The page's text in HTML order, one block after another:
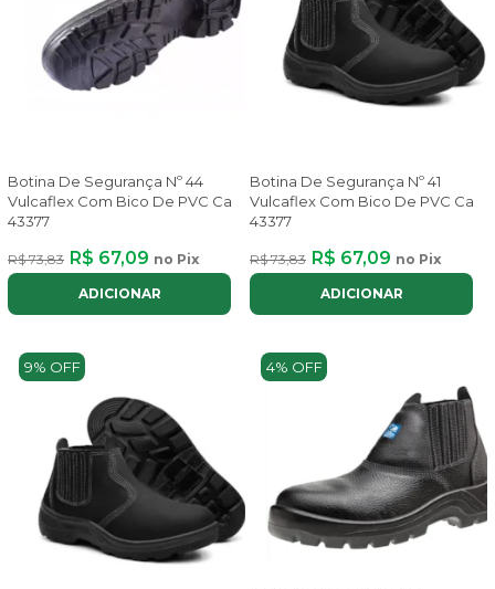
Botina De Segurança Nº 44
Vulcaflex Com Bico De PVC Ca
43377
R$ 73,83 R$ 67,09 no Pix
ADICIONAR
Botina De Segurança Nº 41
Vulcaflex Com Bico De PVC Ca
43377
R$ 73,83 R$ 67,09 no Pix
ADICIONAR
9% OFF 4% OFF